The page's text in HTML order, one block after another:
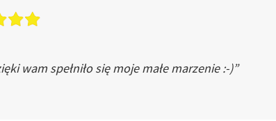
wam spełniło się moje małe marzenie :-)”